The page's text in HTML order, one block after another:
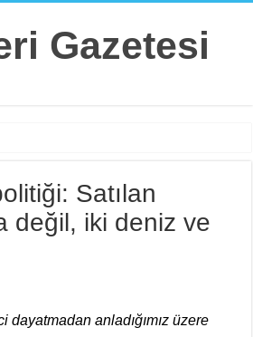
için Jandarma Eşliğinde İş Makineleri Girdi
Unsurları
Yalçınkaya Türkiye’de Tutuklandı
Satılan
değil, iki deniz ve
dayatmadan anladığımız üzere